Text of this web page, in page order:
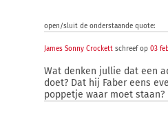
open/sluit de onderstaande quote:
James Sonny Crockett schreef op 03
Wat denken jullie dat een
doet? Dat hij Faber eens
poppetje waar moet staan?